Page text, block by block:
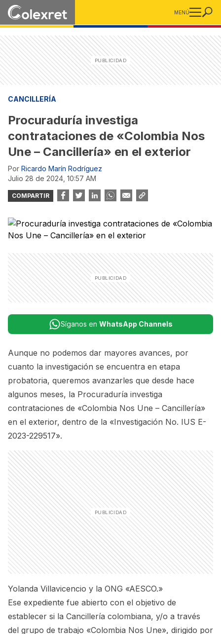
MENÚ
CANCILLERÍA
Procuraduría investiga
contrataciones de «Colombia Nos
Une – Cancillería» en el exterior
Por Ricardo Marín Rodríguez
julio 28 de 2024, 10:57 AM
COMPARTIR
Síganos en WhatsApp Channels
Aunque no podemos dar mayores avances, por
cuanto la investigación se encuentra en etapa
probatoria, queremos avanzarles que desde hace
algunos meses, la Procuraduría investiga
contrataciones de «Colombia Nos Une – Cancillería»
en el exterior, dentro de la «Investigación No. IUS E-
2023-229517».
Yolanda Villavicencio y la ONG «AESCO.»
Ese expediente fue abierto con el objetivo de
establecer si la Cancillería colombiana, y/o a través
del grupo de trabajo «Colombia Nos Une», dirigido por